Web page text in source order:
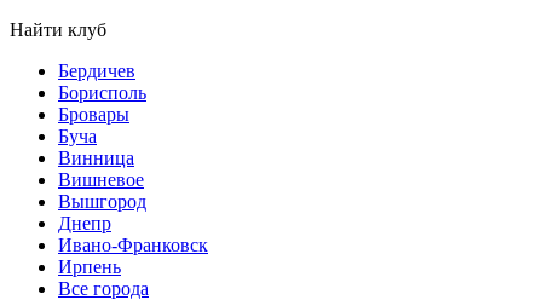
Найти клуб
Бердичев
Борисполь
Бровары
Буча
Винница
Вишневое
Вышгород
Днепр
Ивано-Франковск
Ирпень
Все города